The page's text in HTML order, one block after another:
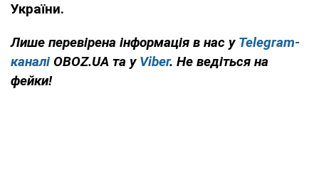
України.
Лише перевірена інформація в нас у Telegram-
каналі OBOZ.UA та у Viber. Не ведіться на
фейки!